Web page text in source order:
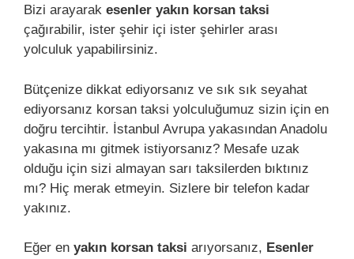
Bizi arayarak esenler yakın korsan taksi
çağırabilir, ister şehir içi ister şehirler arası
yolculuk yapabilirsiniz.
Bütçenize dikkat ediyorsanız ve sık sık seyahat
ediyorsanız korsan taksi yolculuğumuz sizin için en
doğru tercihtir. İstanbul Avrupa yakasından Anadolu
yakasına mı gitmek istiyorsanız? Mesafe uzak
olduğu için sizi almayan sarı taksilerden bıktınız
mı? Hiç merak etmeyin. Sizlere bir telefon kadar
yakınız.
Eğer en yakın korsan taksi arıyorsanız, Esenler